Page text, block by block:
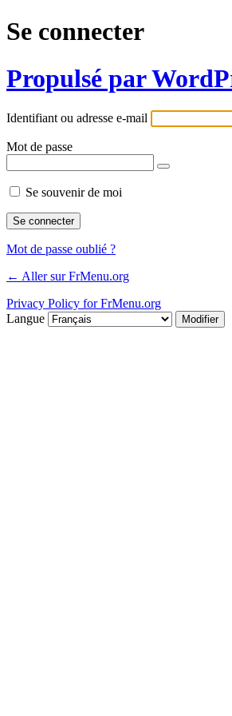
Se connecter
Propulsé par
Identifiant ou adresse e-mail
Mot de passe
Se souvenir de moi
Mot de passe oublié ?
← Aller sur FrMenu.org
Privacy Policy for FrMenu.org
Langue